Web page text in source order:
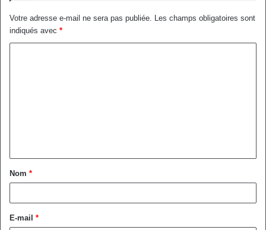
Votre adresse e-mail ne sera pas publiée. Les champs obligatoires sont
indiqués avec *
Nom *
E-mail *